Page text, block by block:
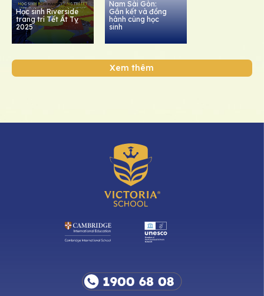
Học sinh Riverside
trang trí Tết Ất Tỵ
2025
Nam Sài Gòn:
Gắn kết và đồng
hành cùng học
sinh
Xem thêm